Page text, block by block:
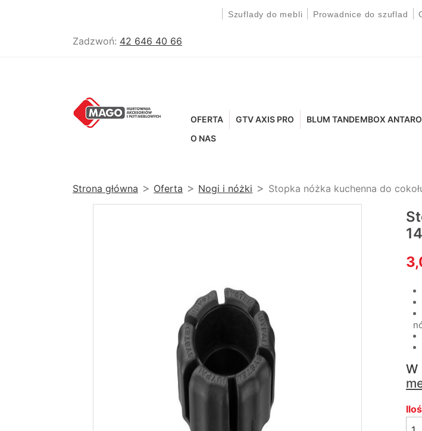
Szuflady do mebli Prowadnice do szuflad |
Zadzwoń: 42 646 40 66
OFERTA GTV AXIS PRO BLUM TANDEMBOX ANTARO
O NAS
Strona główna Oferta Nogi i nóżki Stopka nóżka kuchenna do
W